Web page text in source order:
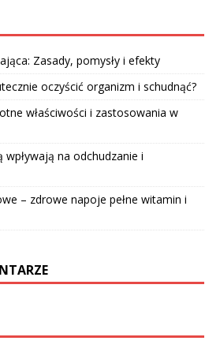
Zasady, pomysły i efekty
oczyścić organizm i schudnąć?
właściwości i zastosowania w
wpływają na odchudzanie i
– zdrowe napoje pełne witamin i